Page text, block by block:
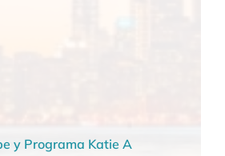
y Programa Katie A